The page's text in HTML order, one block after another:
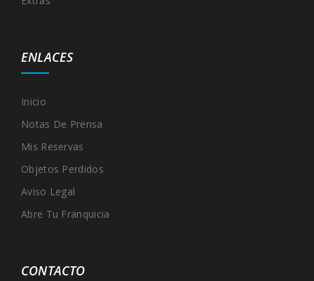
ENLACES
Inicio
Notas De Prensa
Mis Reservas
Objetos Perdidos
Aviso Legal
Abre Tu Franquicia
CONTACTO